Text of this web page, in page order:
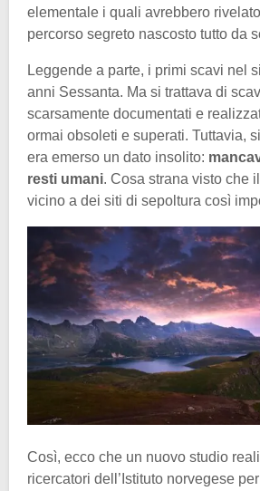
elementale i quali avrebbero
percorso segreto nascosto tutto da
Leggende a parte, i primi scavi nel
anni Sessanta. Ma si trattava di
scarsamente documentati e
ormai obsoleti e superati. Tuttavia,
era emerso un dato insolito:
resti umani. Cosa strana visto che
vicino a dei siti di sepoltura così
Così, ecco che un nuovo studio
ricercatori dell’Istituto norvegese